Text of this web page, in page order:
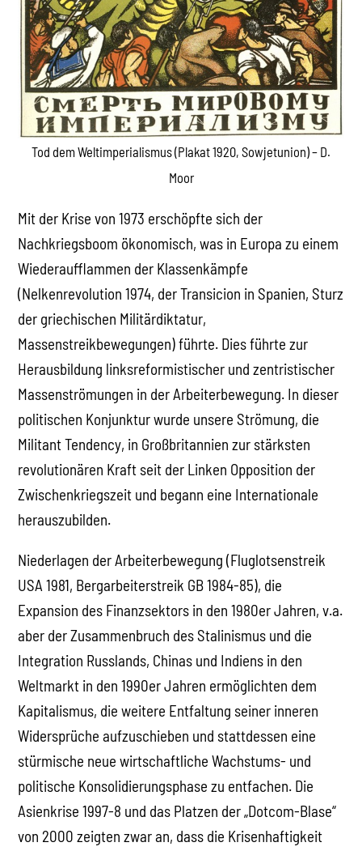
Tod dem Weltimperialismus (Plakat 1920, Sowjetunion) – D.
Moor
Mit der Krise von 1973 erschöpfte sich der
Nachkriegsboom ökonomisch, was in Europa zu einem
Wiederaufflammen der Klassenkämpfe
(Nelkenrevolution 1974, der Transicion in Spanien, Sturz
der griechischen Militärdiktatur,
Massenstreikbewegungen) führte. Dies führte zur
Herausbildung linksreformistischer und zentristischer
Massenströmungen in der Arbeiterbewegung. In dieser
politischen Konjunktur wurde unsere Strömung, die
Militant Tendency, in Großbritannien zur stärksten
revolutionären Kraft seit der Linken Opposition der
Zwischenkriegszeit und begann eine Internationale
herauszubilden.
Niederlagen der Arbeiterbewegung (Fluglotsenstreik
USA 1981, Bergarbeiterstreik GB 1984-85), die
Expansion des Finanzsektors in den 1980er Jahren, v.a.
aber der Zusammenbruch des Stalinismus und die
Integration Russlands, Chinas und Indiens in den
Weltmarkt in den 1990er Jahren ermöglichten dem
Kapitalismus, die weitere Entfaltung seiner inneren
Widersprüche aufzuschieben und stattdessen eine
stürmische neue wirtschaftliche Wachstums- und
politische Konsolidierungsphase zu entfachen. Die
Asienkrise 1997-8 und das Platzen der „Dotcom-Blase“
von 2000 zeigten zwar an, dass die Krisenhaftigkeit